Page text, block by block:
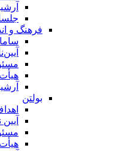
فرهنگ و
بولتن